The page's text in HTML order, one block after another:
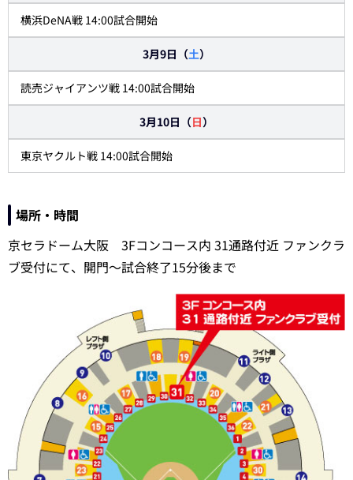
横浜DeNA戦 14:00試合開始
3月9日（土）
読売ジャイアンツ戦 14:00試合開始
3月10日（日）
東京ヤクルト戦 14:00試合開始
場所・時間
京セラドーム大阪 3Fコンコース内 31通路付近 ファンクラ
ブ受付にて、開門～試合終了15分後まで